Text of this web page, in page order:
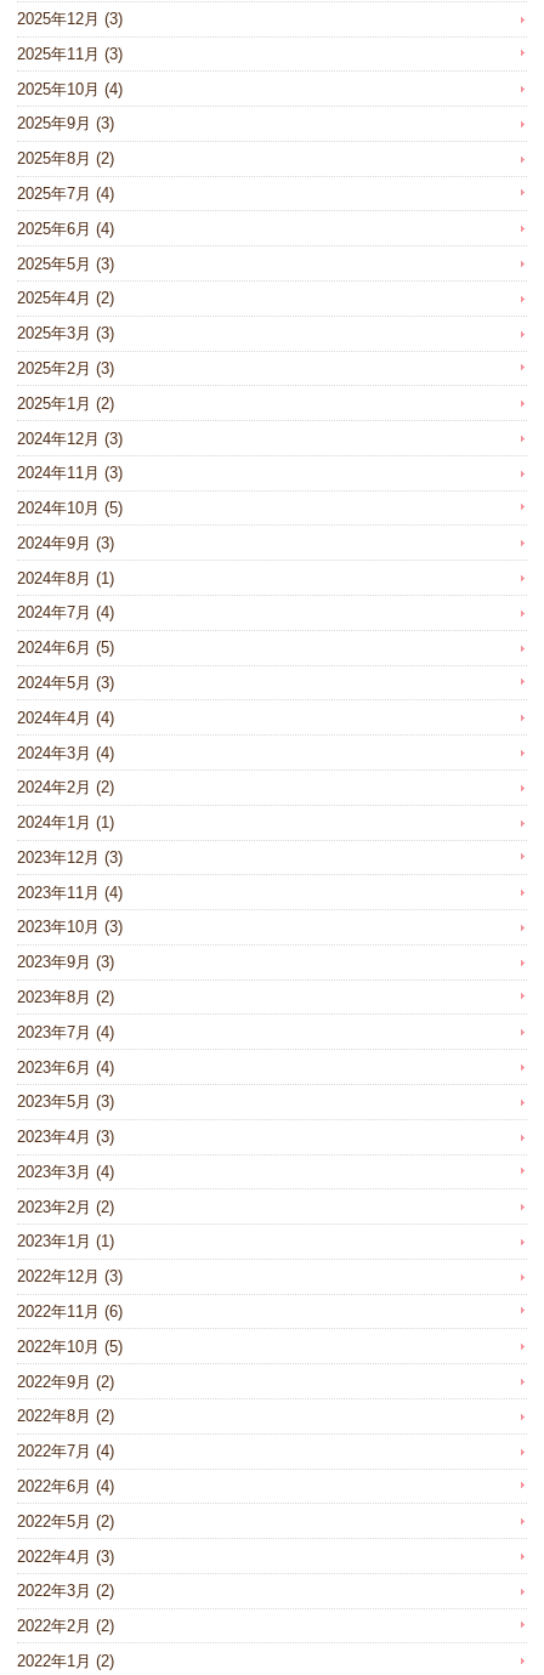
2025年12月 (3)
2025年11月 (3)
2025年10月 (4)
2025年9月 (3)
2025年8月 (2)
2025年7月 (4)
2025年6月 (4)
2025年5月 (3)
2025年4月 (2)
2025年3月 (3)
2025年2月 (3)
2025年1月 (2)
2024年12月 (3)
2024年11月 (3)
2024年10月 (5)
2024年9月 (3)
2024年8月 (1)
2024年7月 (4)
2024年6月 (5)
2024年5月 (3)
2024年4月 (4)
2024年3月 (4)
2024年2月 (2)
2024年1月 (1)
2023年12月 (3)
2023年11月 (4)
2023年10月 (3)
2023年9月 (3)
2023年8月 (2)
2023年7月 (4)
2023年6月 (4)
2023年5月 (3)
2023年4月 (3)
2023年3月 (4)
2023年2月 (2)
2023年1月 (1)
2022年12月 (3)
2022年11月 (6)
2022年10月 (5)
2022年9月 (2)
2022年8月 (2)
2022年7月 (4)
2022年6月 (4)
2022年5月 (2)
2022年4月 (3)
2022年3月 (2)
2022年2月 (2)
2022年1月 (2)